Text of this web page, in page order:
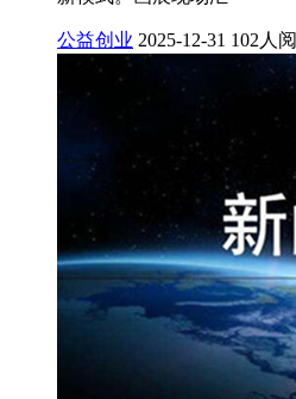
公益创业 2025-12-31 102人阅